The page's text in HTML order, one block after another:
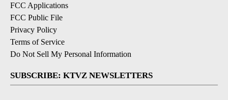
FCC Applications
FCC Public File
Privacy Policy
Terms of Service
Do Not Sell My Personal Information
SUBSCRIBE: KTVZ NEWSLETTERS